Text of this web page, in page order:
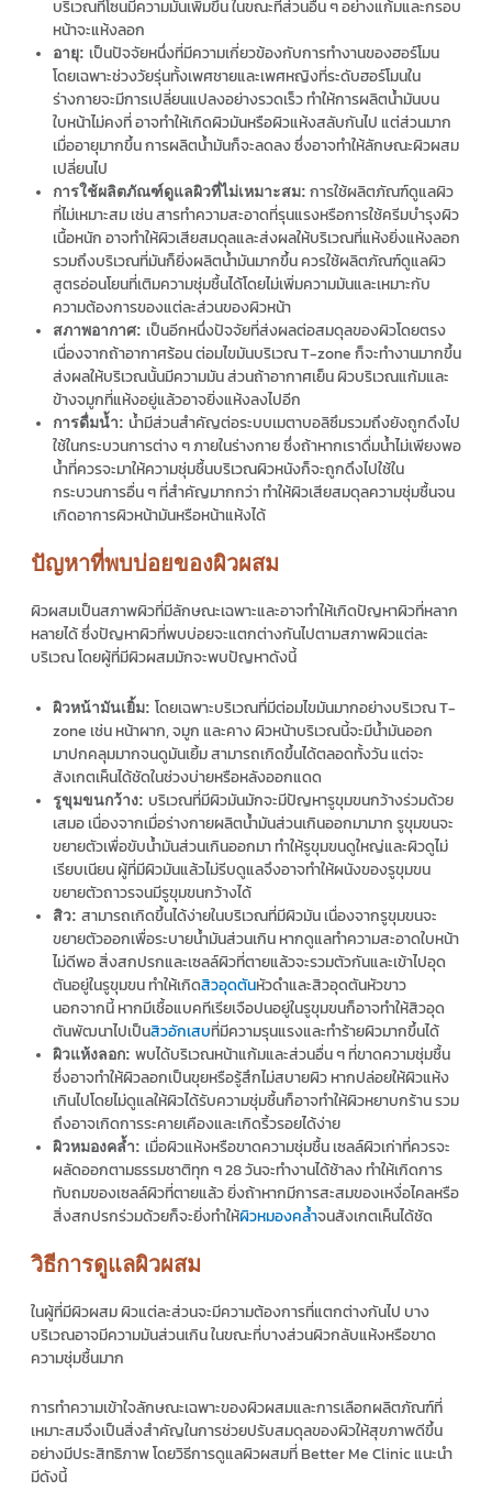
บริเวณทีโซนมีความมันเพิ่มขึ้น ในขณะที่ส่วนอื่น ๆ อย่างแก้มและกรอบ
หน้าจะแห้งลอก
อายุ: เป็นปัจจัยหนึ่งที่มีความเกี่ยวข้องกับการทำงานของฮอร์โมน
โดยเฉพาะช่วงวัยรุ่นทั้งเพศชายและเพศหญิงที่ระดับฮอร์โมนใน
ร่างกายจะมีการเปลี่ยนแปลงอย่างรวดเร็ว ทำให้การผลิตน้ำมันบน
ใบหน้าไม่คงที่ อาจทำให้เกิดผิวมันหรือผิวแห้งสลับกันไป แต่ส่วนมาก
เมื่ออายุมากขึ้น การผลิตน้ำมันก็จะลดลง ซึ่งอาจทำให้ลักษณะผิวผสม
เปลี่ยนไป
การใช้ผลิตภัณฑ์ดูแลผิวที่ไม่เหมาะสม: การใช้ผลิตภัณฑ์ดูแลผิว
ที่ไม่เหมาะสม เช่น สารทำความสะอาดที่รุนแรงหรือการใช้ครีมบำรุงผิว
เนื้อหนัก อาจทำให้ผิวเสียสมดุลและส่งผลให้บริเวณที่แห้งยิ่งแห้งลอก
รวมถึงบริเวณที่มันก็ยิ่งผลิตน้ำมันมากขึ้น ควรใช้ผลิตภัณฑ์ดูแลผิว
สูตรอ่อนโยนที่เติมความชุ่มชื้นได้โดยไม่เพิ่มความมันและเหมาะกับ
ความต้องการของแต่ละส่วนของผิวหน้า
สภาพอากาศ: เป็นอีกหนึ่งปัจจัยที่ส่งผลต่อสมดุลของผิวโดยตรง
เนื่องจากถ้าอากาศร้อน ต่อมไขมันบริเวณ T-zone ก็จะทำงานมากขึ้น
ส่งผลให้บริเวณนั้นมีความมัน ส่วนถ้าอากาศเย็น ผิวบริเวณแก้มและ
ข้างจมูกที่แห้งอยู่แล้วอาจยิ่งแห้งลงไปอีก
การดื่มน้ำ: น้ำมีส่วนสำคัญต่อระบบเมตาบอลิซึมรวมถึงยังถูกดึงไป
ใช้ในกระบวนการต่าง ๆ ภายในร่างกาย ซึ่งถ้าหากเราดื่มน้ำไม่เพียงพอ
น้ำที่ควรจะมาให้ความชุ่มชื้นบริเวณผิวหนังก็จะถูกดึงไปใช้ใน
กระบวนการอื่น ๆ ที่สำคัญมากกว่า ทำให้ผิวเสียสมดุลความชุ่มชื้นจน
เกิดอาการผิวหน้ามันหรือหน้าแห้งได้
ปัญหาที่พบบ่อยของผิวผสม
ผิวผสมเป็นสภาพผิวที่มีลักษณะเฉพาะและอาจทำให้เกิดปัญหาผิวที่หลาก
หลายได้ ซึ่งปัญหาผิวที่พบบ่อยจะแตกต่างกันไปตามสภาพผิวแต่ละ
บริเวณ โดยผู้ที่มีผิวผสมมักจะพบปัญหาดังนี้
ผิวหน้ามันเยิ้ม: โดยเฉพาะบริเวณที่มีต่อมไขมันมากอย่างบริเวณ T-
zone เช่น หน้าผาก, จมูก และคาง ผิวหน้าบริเวณนี้จะมีน้ำมันออก
มาปกคลุมมากจนดูมันเยิ้ม สามารถเกิดขึ้นได้ตลอดทั้งวัน แต่จะ
สังเกตเห็นได้ชัดในช่วงบ่ายหรือหลังออกแดด
รูขุมขนกว้าง: บริเวณที่มีผิวมันมักจะมีปัญหารูขุมขนกว้างร่วมด้วย
เสมอ เนื่องจากเมื่อร่างกายผลิตน้ำมันส่วนเกินออกมามาก รูขุมขนจะ
ขยายตัวเพื่อขับน้ำมันส่วนเกินออกมา ทำให้รูขุมขนดูใหญ่และผิวดูไม่
เรียบเนียน ผู้ที่มีผิวมันแล้วไม่รีบดูแลจึงอาจทำให้ผนังของรูขุมขน
ขยายตัวถาวรจนมีรูขุมขนกว้างได้
สิว: สามารถเกิดขึ้นได้ง่ายในบริเวณที่มีผิวมัน เนื่องจากรูขุมขนจะ
ขยายตัวออกเพื่อระบายน้ำมันส่วนเกิน หากดูแลทำความสะอาดใบหน้า
ไม่ดีพอ สิ่งสกปรกและเซลล์ผิวที่ตายแล้วจะรวมตัวกันและเข้าไปอุด
ตันอยู่ในรูขุมขน ทำให้เกิดสิวอุดตันหัวดำและสิวอุดตันหัวขาว
นอกจากนี้ หากมีเชื้อแบคทีเรียเจือปนอยู่ในรูขุมขนก็อาจทำให้สิวอุด
ตันพัฒนาไปเป็นสิวอักเสบที่มีความรุนแรงและทำร้ายผิวมากขึ้นได้
ผิวแห้งลอก: พบได้บริเวณหน้าแก้มและส่วนอื่น ๆ ที่ขาดความชุ่มชื้น
ซึ่งอาจทำให้ผิวลอกเป็นขุยหรือรู้สึกไม่สบายผิว หากปล่อยให้ผิวแห้ง
เกินไปโดยไม่ดูแลให้ผิวได้รับความชุ่มชื้นก็อาจทำให้ผิวหยาบกร้าน รวม
ถึงอาจเกิดการระคายเคืองและเกิดริ้วรอยได้ง่าย
ผิวหมองคล้ำ: เมื่อผิวแห้งหรือขาดความชุ่มชื้น เซลล์ผิวเก่าที่ควรจะ
ผลัดออกตามธรรมชาติทุก ๆ 28 วันจะทำงานได้ช้าลง ทำให้เกิดการ
ทับถมของเซลล์ผิวที่ตายแล้ว ยิ่งถ้าหากมีการสะสมของเหงื่อไคลหรือ
สิ่งสกปรกร่วมด้วยก็จะยิ่งทำให้ผิวหมองคล้ำจนสังเกตเห็นได้ชัด
วิธีการดูแลผิวผสม
ในผู้ที่มีผิวผสม ผิวแต่ละส่วนจะมีความต้องการที่แตกต่างกันไป บาง
บริเวณอาจมีความมันส่วนเกิน ในขณะที่บางส่วนผิวกลับแห้งหรือขาด
ความชุ่มชื้นมาก
การทำความเข้าใจลักษณะเฉพาะของผิวผสมและการเลือกผลิตภัณฑ์ที่
เหมาะสมจึงเป็นสิ่งสำคัญในการช่วยปรับสมดุลของผิวให้สุขภาพดีขึ้น
อย่างมีประสิทธิภาพ โดยวิธีการดูแลผิวผสมที่ Better Me Clinic แนะนำ
มีดังนี้